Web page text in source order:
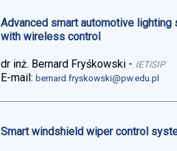
Advanced smart automotive
with wireless control
dr inż. Bernard Fryśkowski - IETiSIP
E-mail:bernard.fryskowski@pw.edu.pl
Smart windshield wiper control